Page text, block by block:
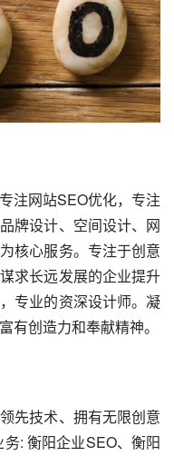
注网站SEO优化，专注
牌设计、空间设计、网
核心服务。专注于创意
求长远发展的企业提升
专业的资深设计师。凝
有创造力和奉献精神。
先技术、拥有无限创意
: 衡阳企业SEO、衡阳